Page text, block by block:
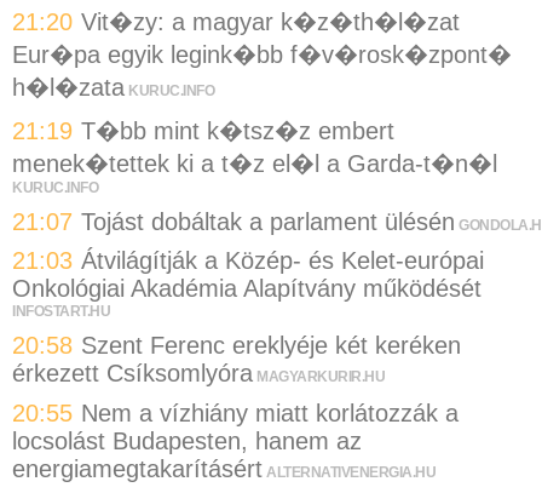
21:20 Vit�zy: a magyar k�z�th�l�zat
Eur�pa egyik legink�bb f�v�rosk�zpont�
h�l�zata KURUC.INFO
21:19 T�bb mint k�tsz�z embert
menek�tettek ki a t�z el�l a Garda-t�n�l
KURUC.INFO
21:07 Tojást dobáltak a parlament ülésén
21:03 Átvilágítják a Közép- és Kelet-európai
Onkológiai Akadémia Alapítvány működését
INFOSTART.HU
20:58 Szent Ferenc ereklyéje két keréken
érkezett Csíksomlyóra MAGYARKURIR.HU
20:55 Nem a vízhiány miatt korlátozzák a
locsolást Budapesten, hanem az
energiamegtakarításért ALTERNATIVENERGIA.HU